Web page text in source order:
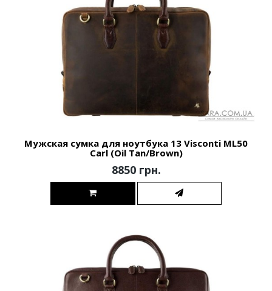
Мужская сумка для ноутбука 13 Visconti ML50
Carl (Oil Tan/Brown)
8850 грн.